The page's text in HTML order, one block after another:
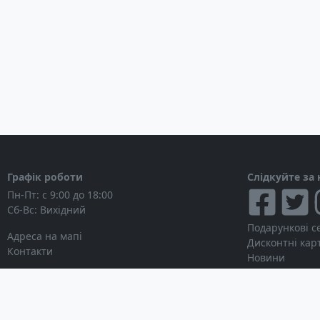
Автопілот: Evolution
Сумісність з IP камерами: до 10 IP камер у мережі
Зовнішній сонар: Digital та CHIRP моделі
Вбудований сонар 600 Вт та сонар RealVision 3D
Глибина сканування: 91 м
Комплектація
Графік роботи
Пн-Пт: с 9:00 до 18:00
Сб-Вс: Вихідний
Адреса на мапі
Контакти
Слідкуйте
Подарункові
Дисконтні
Новини